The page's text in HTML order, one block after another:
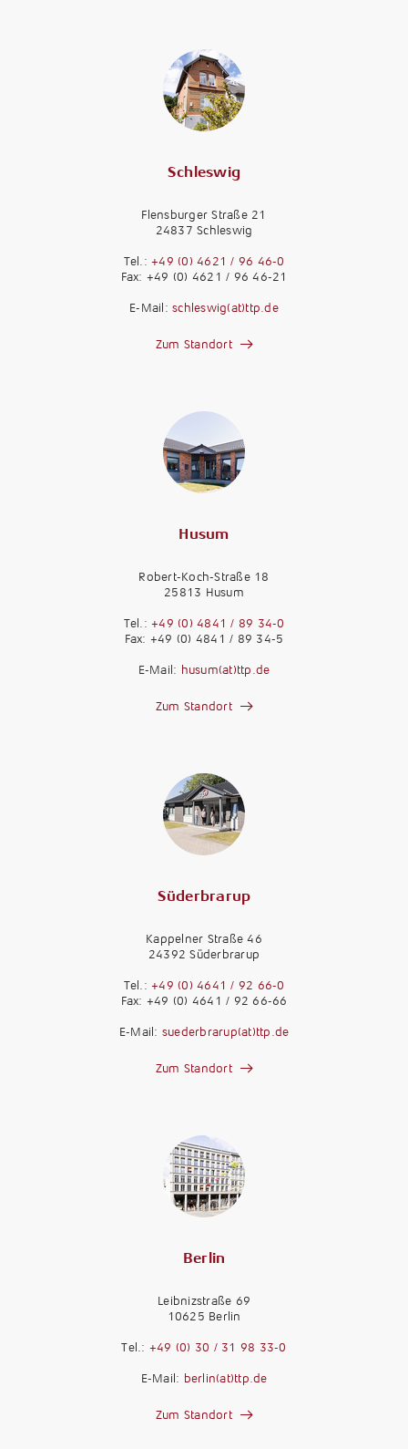
Schleswig
Flensburger Straße 21
24837 Schleswig
Tel.: +49 (0) 4621 / 96 46-0
Fax: +49 (0) 4621 / 96 46-21
E-Mail:schleswig(at)ttp.de
Zum Standort
Husum
Robert-Koch-Straße 18
25813 Husum
Tel.: +49 (0) 4841 / 89 34-0
Fax: +49 (0) 4841 / 89 34-5
E-Mail: husum(at)ttp.de
Zum Standort
Süderbrarup
Kappelner Straße 46
24392 Süderbrarup
Tel.: +49 (0) 4641 / 92 66-0
Fax: +49 (0) 4641 / 92 66-66
E-Mail: suederbrarup(at)ttp.de
Zum Standort
Berlin
Leibnizstraße 69
10625 Berlin
Tel.: +49 (0) 30 / 31 98 33-0
E-Mail: berlin(at)ttp.de
Zum Standort